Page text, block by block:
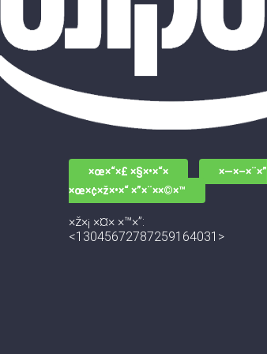
×œ×“×£ ×§×•×“×
×—×–×¨×”
×œ×¢×ž×•×“ ×”×¨××©×™
×ž×¡ ×¤× ×™×”:
<13045672787259164031>